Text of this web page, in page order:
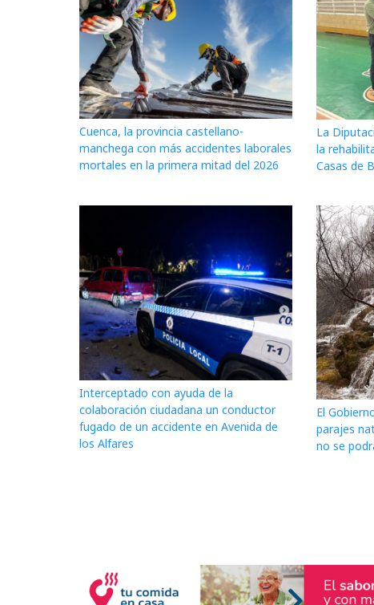
Cuenca, la provincia castellano-
manchega con más accidentes laborales
mortales en la primera mitad del 2026
La
la
Casas de
Interceptado con ayuda de la
colaboración ciudadana un conductor
fugado de un accidente en Avenida de
los Alfares
El
parajes
no se